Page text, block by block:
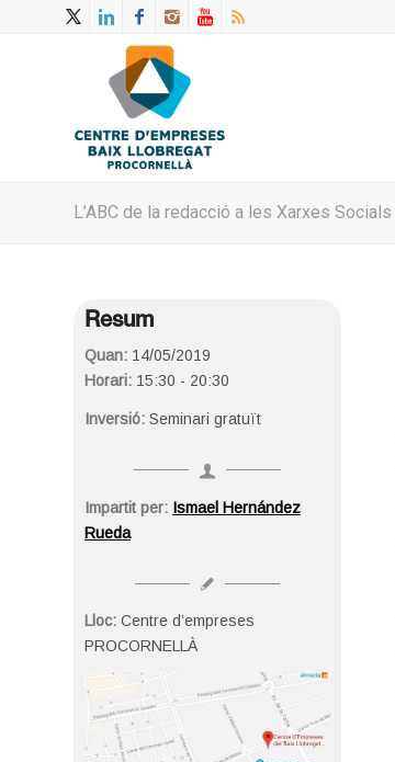
L’ABC de la redacció a les Xarxes Socials
Resum
Quan: 14/05/2019
Horari: 15:30 - 20:30
Inversió: Seminari gratuït
Impartit per: Ismael Hernández
Rueda
Lloc: Centre d’empreses
PROCORNELLÀ